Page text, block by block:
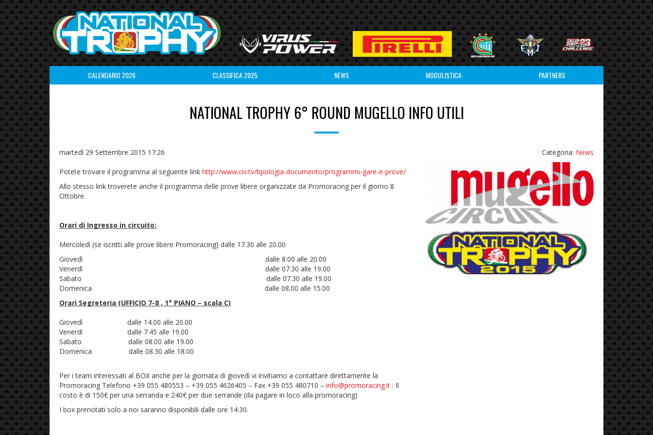
CALENDARIO 2026 CLASSIFICA 2025 NEWS MODULISTICA PARTNERS
NATIONAL TROPHY 6° ROUND MUGELLO INFO UTILI
martedì 29 Settembre 2015 17:26 Categoria: News
Potete trovare il programma al seguente link http://www.civ.tv/tipologia-documento/programmi-gare-e-prove/
Allo stesso link troverete anche il programma delle prove libere organizzate da Promoracing per il giorno 8
Ottobre.
Orari di Ingresso in circuito:
Mercoledì (se iscritti alle prove libere Promoracing) dalle 17.30 alle 20.00
Giovedì dalle 8.00 alle 20.00
Venerdì dalle 07.30 alle 19.00
Sabato dalle 07.30 alle 19.00
Domenica dalle 08.00 alle 15.00
Orari Segreteria (UFFICIO 7-8 , 1° PIANO – scala C)
Giovedì dalle 14.00 alle 20.00
Venerdì dalle 7.45 alle 19.00
Sabato dalle 08.00 alle 19.00
Domenica dalle 08.30 alle 18.00
Per i team interessati al BOX anche per la giornata di giovedì vi invitiamo a contattare direttamente la
Promoracing Telefono +39 055 480553 – +39 055 4626405 – Fax +39 055 480710 – info@promoracing.it . Il
costo è di 150€ per una serranda e 240€ per due serrande (da pagare in loco alla promoracing)
I box prenotati solo a noi saranno disponibili dalle ore 14.30.